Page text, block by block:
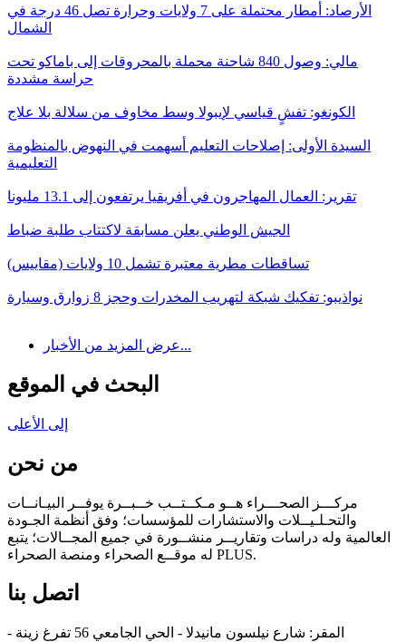
الأرصاد: أمطار محتملة على 7 ولايات وحرارة تصل 46 درجة في
الشمال
مالي: وصول 840 شاحنة محملة بالمحروقات إلى باماكو تحت
حراسة مشددة
الكونغو: تفشٍ قياسي لإيبولا وسط مخاوف من سلالة بلا علاج
السيدة الأولى: إصلاحات التعليم أسهمت في النهوض بالمنظومة
التعليمية
تقرير: العمال المهاجرون في أفريقيا يرتفعون إلى 13.1 مليونا
الجيش الوطني يعلن مسابقة لاكتتاب طلبة ضباط
تساقطات مطرية معتبرة تشمل 10 ولايات (مقاييس)
نواذيبو: تفكيك شبكة لتهريب المخدرات وحجز 8 زوارق وسيارة
عرض المزيد من الأخبار...
البحث في الموقع
إلى الأعلى
من نحن
مركـــز الصحـــراء هــو مـكــتــب خــبــرة يوفــر البيـانــات
والتحـلـيــلات والاستشارات للمؤسسات؛ وفق أنظمة الجـودة
العالمية وله دراسات وتقاريــر منشــورة في جميع المجــالات؛ يتبع
له موقــع الصحراء ومنصة الصحراء PLUS.
اتصل بنا
المقر: شارع نيلسون مانيدلا - الحي الجامعي 56 تفرغ زينة -